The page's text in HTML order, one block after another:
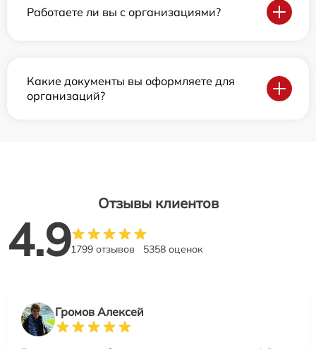
Работаете ли вы с организациями?
Какие документы вы оформляете для
организаций?
Отзывы клиентов
4.91799 отзывов 5358 оценок
Громов Алексей